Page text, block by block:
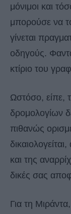
μόνιμοι και
μπορούσε να
γίνεται
οδηγούς.
κτίριο του
Ωστόσο, είπε,
δρομολογίων
πιθανώς
και της
δικές σας
Για τη